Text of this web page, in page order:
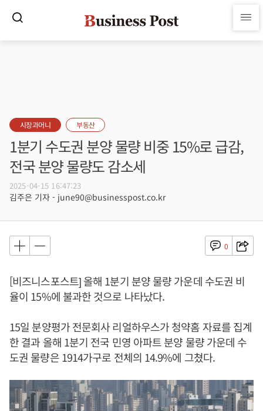
시장과머니 부동산
1분기 수도권 분양 물량 비중 15%로 급감,
전국 분양 물량도 감소세
2025-04-15 16:47:23
김주은 기자 - june90@businesspost.co.kr
0
[비즈니스포스트] 올해 1분기 분양 물량 가운데 수도권 비
율이 15%에 불과한 것으로 나타났다.
15일 분양평가 전문회사 리얼하우스가 청약홈 자료를 집계
한 결과 올해 1분기 전국 민영 아파트 분양 물량 가운데 수
도권 물량은 1914가구로 전체의 14.9%에 그쳤다.